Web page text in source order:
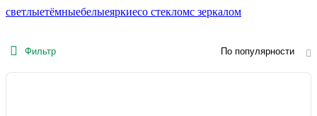
светлыетёмныебелыеяркиесо стекломс зеркалом
Фильтр По популярности